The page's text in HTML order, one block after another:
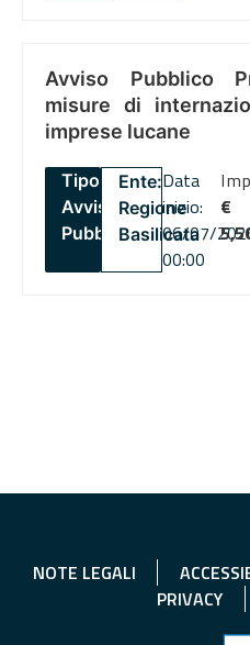
Avviso Pubblico
misure di
imprese lucane
Tipo:
Avviso
Pubblico
Ente:
Regione
Basilicata
Data
inizio:
06/07/
00:00
€
NOTE LEGALI
PRIVACY